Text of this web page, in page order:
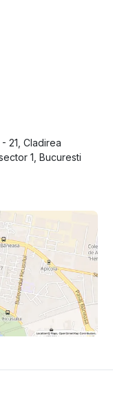
21, Cladirea
1, Bucuresti